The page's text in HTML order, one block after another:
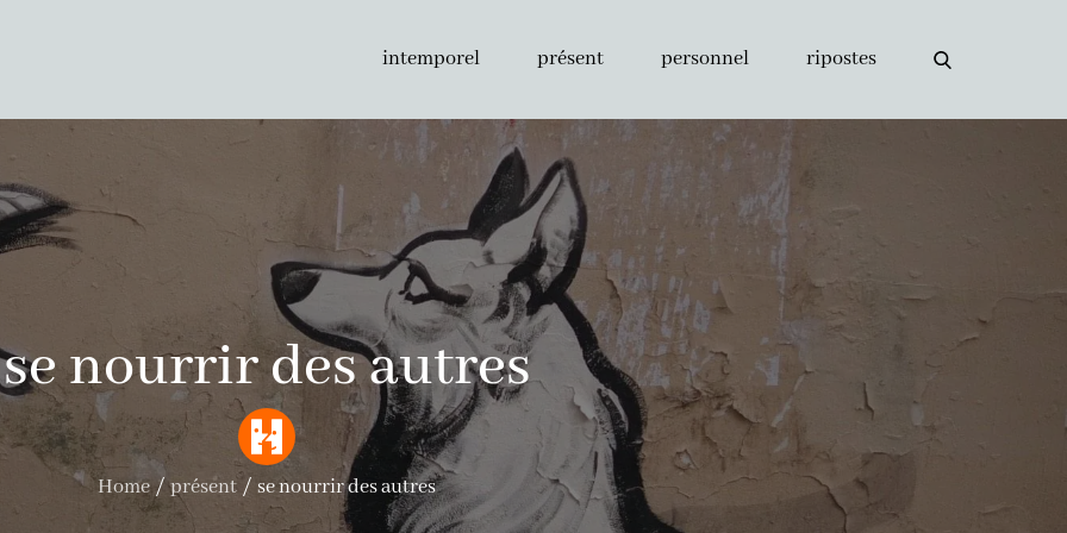
intemporel présent personnel ripostes
se nourrir des autres
Home présent se nourrir des autres